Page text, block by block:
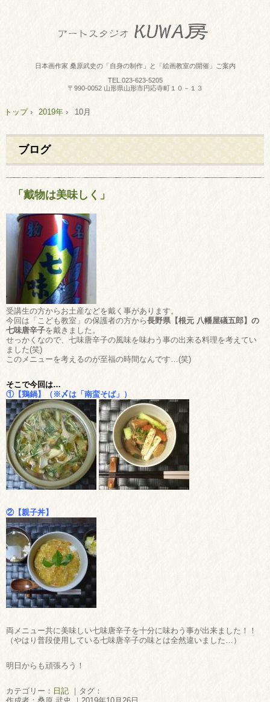
日本画作家 桑原武史の「自身の制作」と「絵画教室の開催」ご案内
TEL. 023-623-5205
〒990-0052 山形県山形市円応寺町１０－１３
トップ› 2019年 › 10月
ブログ
「戴物は美味しく」
受講生の方からお土産などを戴く事があります。
今回は「こども教室」の保護者の方から長野県【根元 八幡屋礒五郎】の
七味唐辛子を戴きました。
せっかくなので、七味唐辛子の風味を味わう事の出来る料理を考えてい
ました(笑)
このメニューを考えるのが至福の時間なんです…(笑)
そこで今回は…
①【鶏鍋】（※〆は「南蛮そば」）
②【親子丼】
両メニュー共に美味しい七味唐辛子を十分に味わう事が出来ました！！
（やはり普段使用している七味唐辛子の味とは全然違いました…）
明日からも頑張ろう！
カテゴリー： 日記 ｜タグ：
作成者：桑原 武史 ｜2019年10月26日